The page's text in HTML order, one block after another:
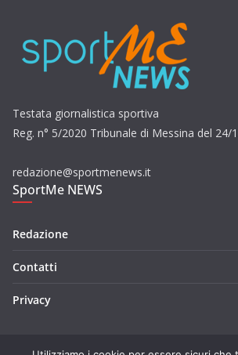
Testata giornalistica sportiva
Reg. n° 5/2020 Tribunale di Messina del 24/
redazione@sportmenews.it
SportMe NEWS
Redazione
Contatti
Privacy